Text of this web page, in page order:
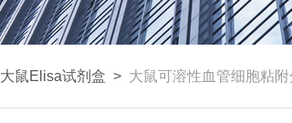
大鼠Elisa试剂盒 > 大鼠可溶性血管细胞粘附